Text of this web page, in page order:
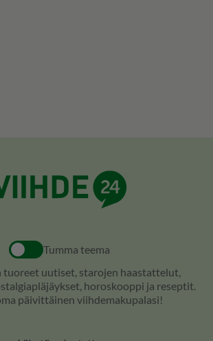
Tumma teema
tuoreet uutiset, starojen haastattelut,
horoskooppi ja reseptit.
päivittäinen viihdemakupalasi!